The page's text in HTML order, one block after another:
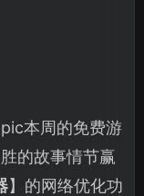
本周的免费游
的故事情节赢
】的网络优化功